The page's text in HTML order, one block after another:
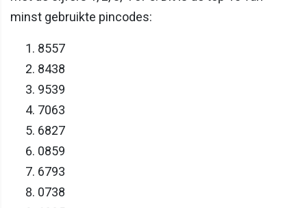
minst gebruikte pincodes:
8557
8438
9539
7063
6827
0859
6793
0738